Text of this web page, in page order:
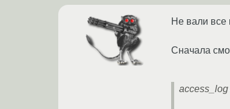
Не вали все
Сначала